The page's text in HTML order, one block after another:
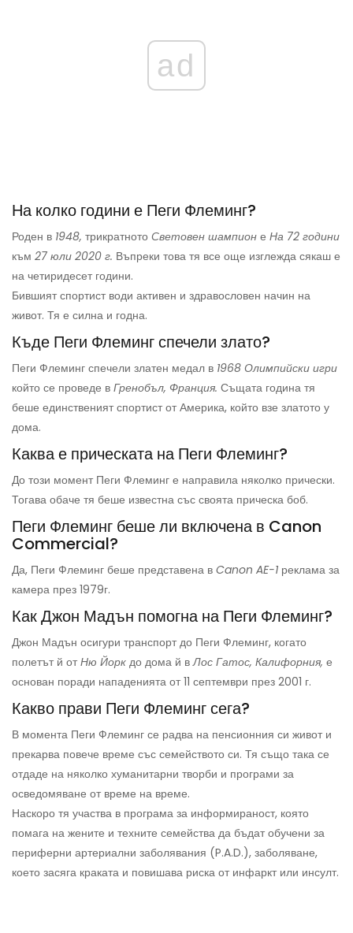
ad
На колко години е Пеги Флеминг?
Роден в 1948, трикратното Световен шампион е На 72 години
към 27 юли 2020 г. Въпреки това тя все още изглежда сякаш е
на четиридесет години.
Бившият спортист води активен и здравословен начин на
живот. Тя е силна и годна.
Къде Пеги Флеминг спечели злато?
Пеги Флеминг спечели златен медал в 1968 Олимпийски игри
който се проведе в Гренобъл, Франция. Същата година тя
беше единственият спортист от Америка, който взе златото у
дома.
Каква е прическата на Пеги Флеминг?
До този момент Пеги Флеминг е направила няколко прически.
Тогава обаче тя беше известна със своята прическа боб.
Пеги Флеминг беше ли включена в Canon
Commercial?
Да, Пеги Флеминг беше представена в Canon AE-1 реклама за
камера през 1979г.
Как Джон Мадън помогна на Пеги Флеминг?
Джон Мадън осигури транспорт до Пеги Флеминг, когато
полетът й отНю Йорк до дома й вЛос Гатос, Калифорния, е
основан поради нападенията от 11 септември през 2001 г.
Какво прави Пеги Флеминг сега?
В момента Пеги Флеминг се радва на пенсионния си живот и
прекарва повече време със семейството си. Тя също така се
отдаде на няколко хуманитарни творби и програми за
осведомяване от време на време.
Наскоро тя участва в програма за информираност, която
помага на жените и техните семейства да бъдат обучени за
периферни артериални заболявания (P.A.D.), заболяване,
което засяга краката и повишава риска от инфаркт или инсулт.